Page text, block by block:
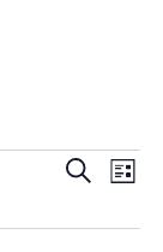
Suche
Liste